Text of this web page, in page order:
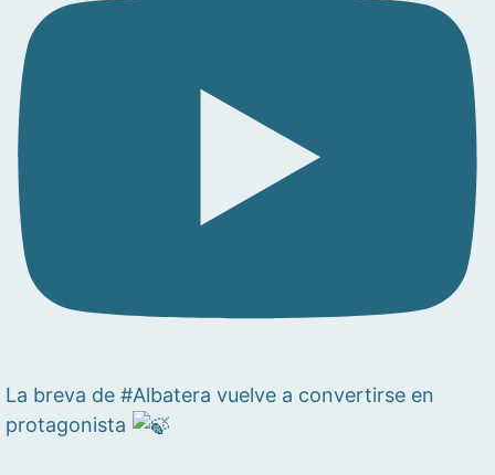
La breva de #Albatera vuelve a convertirse en
protagonista